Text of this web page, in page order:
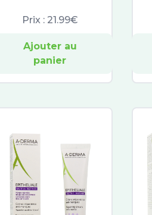
Prix : 21.99€
Ajouter au
panier